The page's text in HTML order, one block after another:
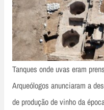
Tanques onde uvas eram
Arqueólogos anunciaram a
de produção de vinho da